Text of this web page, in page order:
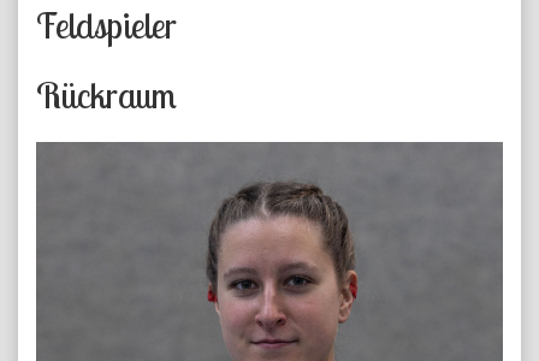
Feldspieler
Rückraum